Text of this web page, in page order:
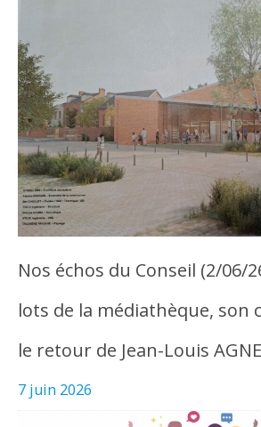
Nos échos du Conseil (2/06/
lots de la médiathèque, son
le retour de Jean-Louis
7 juin 2026